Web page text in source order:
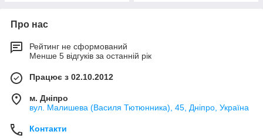
Про нас
Рейтинг не сформований
Менше 5 відгуків за останній рік
Працює з 02.10.2012
м. Дніпро
вул. Малишева (Василя Тютюнника), 45, Дніпро, Україна
Контакти